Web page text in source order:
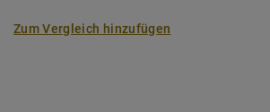
Zum Vergleich hinzufügen